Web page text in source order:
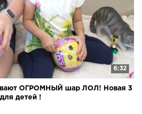
6:32
ОГРОМНЫЙ шар ЛОЛ! Новая 3
детей !